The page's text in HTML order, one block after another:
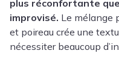
plus réconfortante
improvisé. Le mélange
et poireau crée une
nécessiter beaucoup